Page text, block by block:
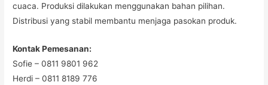
cuaca. Produksi dilakukan menggunakan bahan pilihan.
Distribusi yang stabil membantu menjaga pasokan produk.
Kontak Pemesanan:
Sofie – 0811 9801 962
Herdi – 0811 8189 776